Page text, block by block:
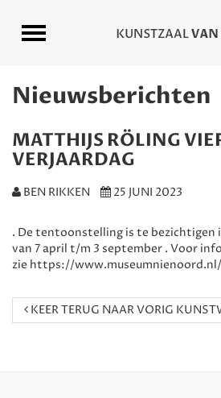
Nieuwsberichten
MATTHIJS RÖLING
VERJAARDAG
BEN RIKKEN 25 JUNI 2023
. De tentoonstelling is te bezichtigen
van 7 april t/m 3 september . Voor info
zie https://www.museumnienoord.nl/
KEER TERUG NAAR VORIG